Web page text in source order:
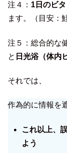
注４： 1日のビ
ます。（目安：
注５：総合的な
と 日光浴（体内
それでは、
作為的に情報を
これ以上、
よう